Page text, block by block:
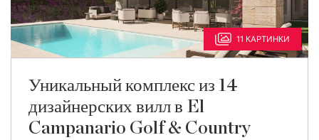
11 КАРТИНКИ
Уникальный комплекс из 14
дизайнерских вилл в El
Campanario Golf & Country